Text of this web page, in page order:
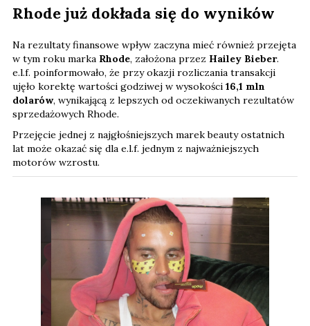
Rhode już dokłada się do wyników
Na rezultaty finansowe wpływ zaczyna mieć również przejęta
w tym roku marka Rhode, założona przez Hailey Bieber.
e.l.f. poinformowało, że przy okazji rozliczania transakcji
ujęło korektę wartości godziwej w wysokości 16,1 mln
dolarów, wynikającą z lepszych od oczekiwanych rezultatów
sprzedażowych Rhode.
Przejęcie jednej z najgłośniejszych marek beauty ostatnich
lat może okazać się dla e.l.f. jednym z najważniejszych
motorów wzrostu.